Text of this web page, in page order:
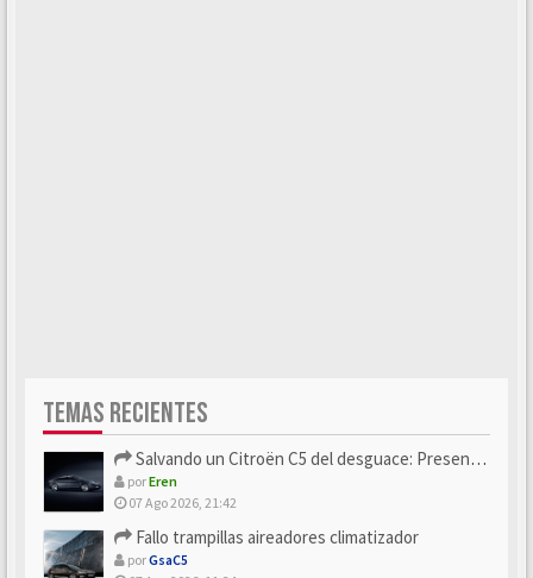
TEMAS RECIENTES
Salvando un Citroën C5 del desguace: Presentación y seguimiento
porEren
07 Ago 2026, 21:42
Fallo trampillas aireadores climatizador
porGsaC5